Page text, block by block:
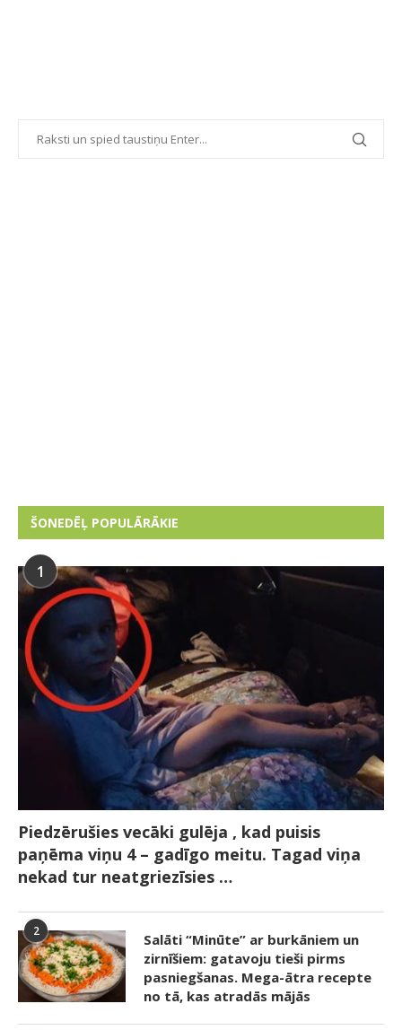
ŠONEDĒĻ POPULĀRĀKIE
1
Piedzērušies vecāki gulēja , kad puisis
paņēma viņu 4 – gadīgo meitu. Tagad viņa
nekad tur neatgriezīsies …
2
Salāti “Minūte” ar burkāniem un
zirnīšiem: gatavoju tieši pirms
pasniegšanas. Mega-ātra recepte
no tā, kas atradās mājās